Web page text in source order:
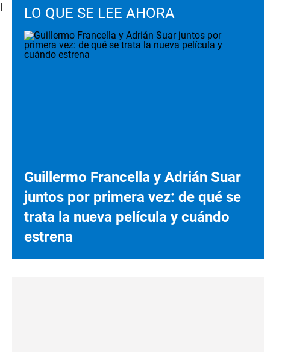
LO QUE SE LEE AHORA
Guillermo Francella y Adrián Suar
juntos por primera vez: de qué se
trata la nueva película y cuándo
estrena